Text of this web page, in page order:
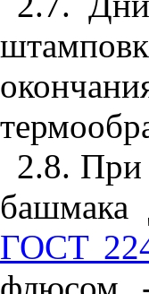
2.8. При
башмака
ГОСТ